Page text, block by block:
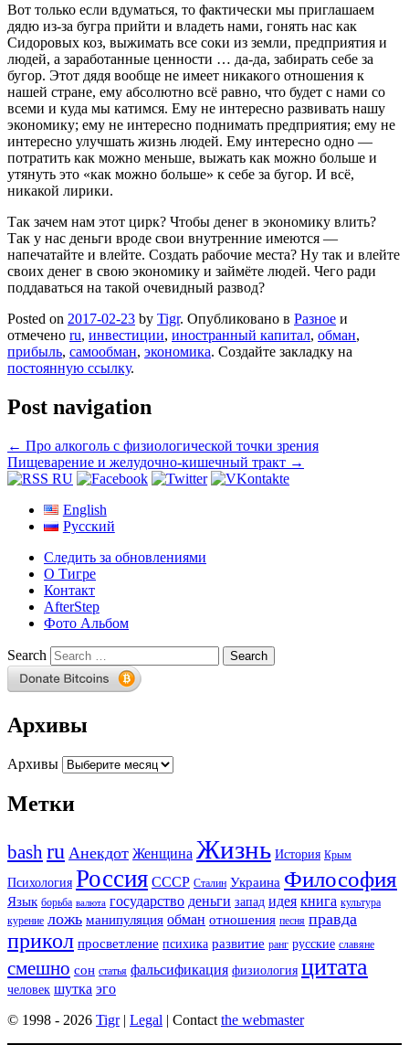
Вот только если вдуматься, то фактически мы приглашаем
дядю из-за бугра прийти и владеть нами, гонять нас как
Сидоровых коз, выжимать все соки из земли, предприятия и
людей, а заработанные ценности … да-да, забирать себе за
бугор. Этот дядя вообще не имеет никакого отношения к
нашей стране, ему абсолютно всё равно, что будет с нами со
всеми и куда мы катимся. Ему не интересно развивать нашу
экономику; ему не интересно поднимать предприятия; ему не
интересно улучшать жизнь людей. Ему интересно одно —
потратить как можно меньше, выжать как можно больше и
утянуть это «как можно больше» к себе за бугор. И всё,
никакой лирики.
Так зачем нам этот цирк? Чтобы денег в экономику влить?
Так у нас деньги вроде свои внутренние имеются —
напечатайте и влейте. Создать рабочие места? Ну так и влейте
своих денег в свою экономику и займёте людей. Чего ради
поддаваться на такой очевидный развод?
Posted on 2017-02-23 by Tigr. Опубликовано в Разное и
отмечено ru, инвестиции, иностранный капитал, обман,
прибыль, самообман, экономика. Создайте закладку на
постоянную ссылку.
Post navigation
← Про алкоголь с физиологической точки зрения
Пищеварение и желудочно-кишечный тракт →
English
Русский
Следить за обновлениями
О Тигре
Контакт
AfterStep
Фото Альбом
Search
Архивы
Архивы
Метки
bashru Анекдот Женщина Жизнь История Крым
Психология Россия СССР Сталин Украина Философия
Язык борьба валюта государство деньги запад идея книга культура
курение ложь манипуляция обман отношения песня правда
прикол просветление психика развитие ранг русские славяне
смешно сон статья фальсификация физиология цитата
человек шутка эго
© 1998 - 2026 Tigr| Legal | Contact the webmaster